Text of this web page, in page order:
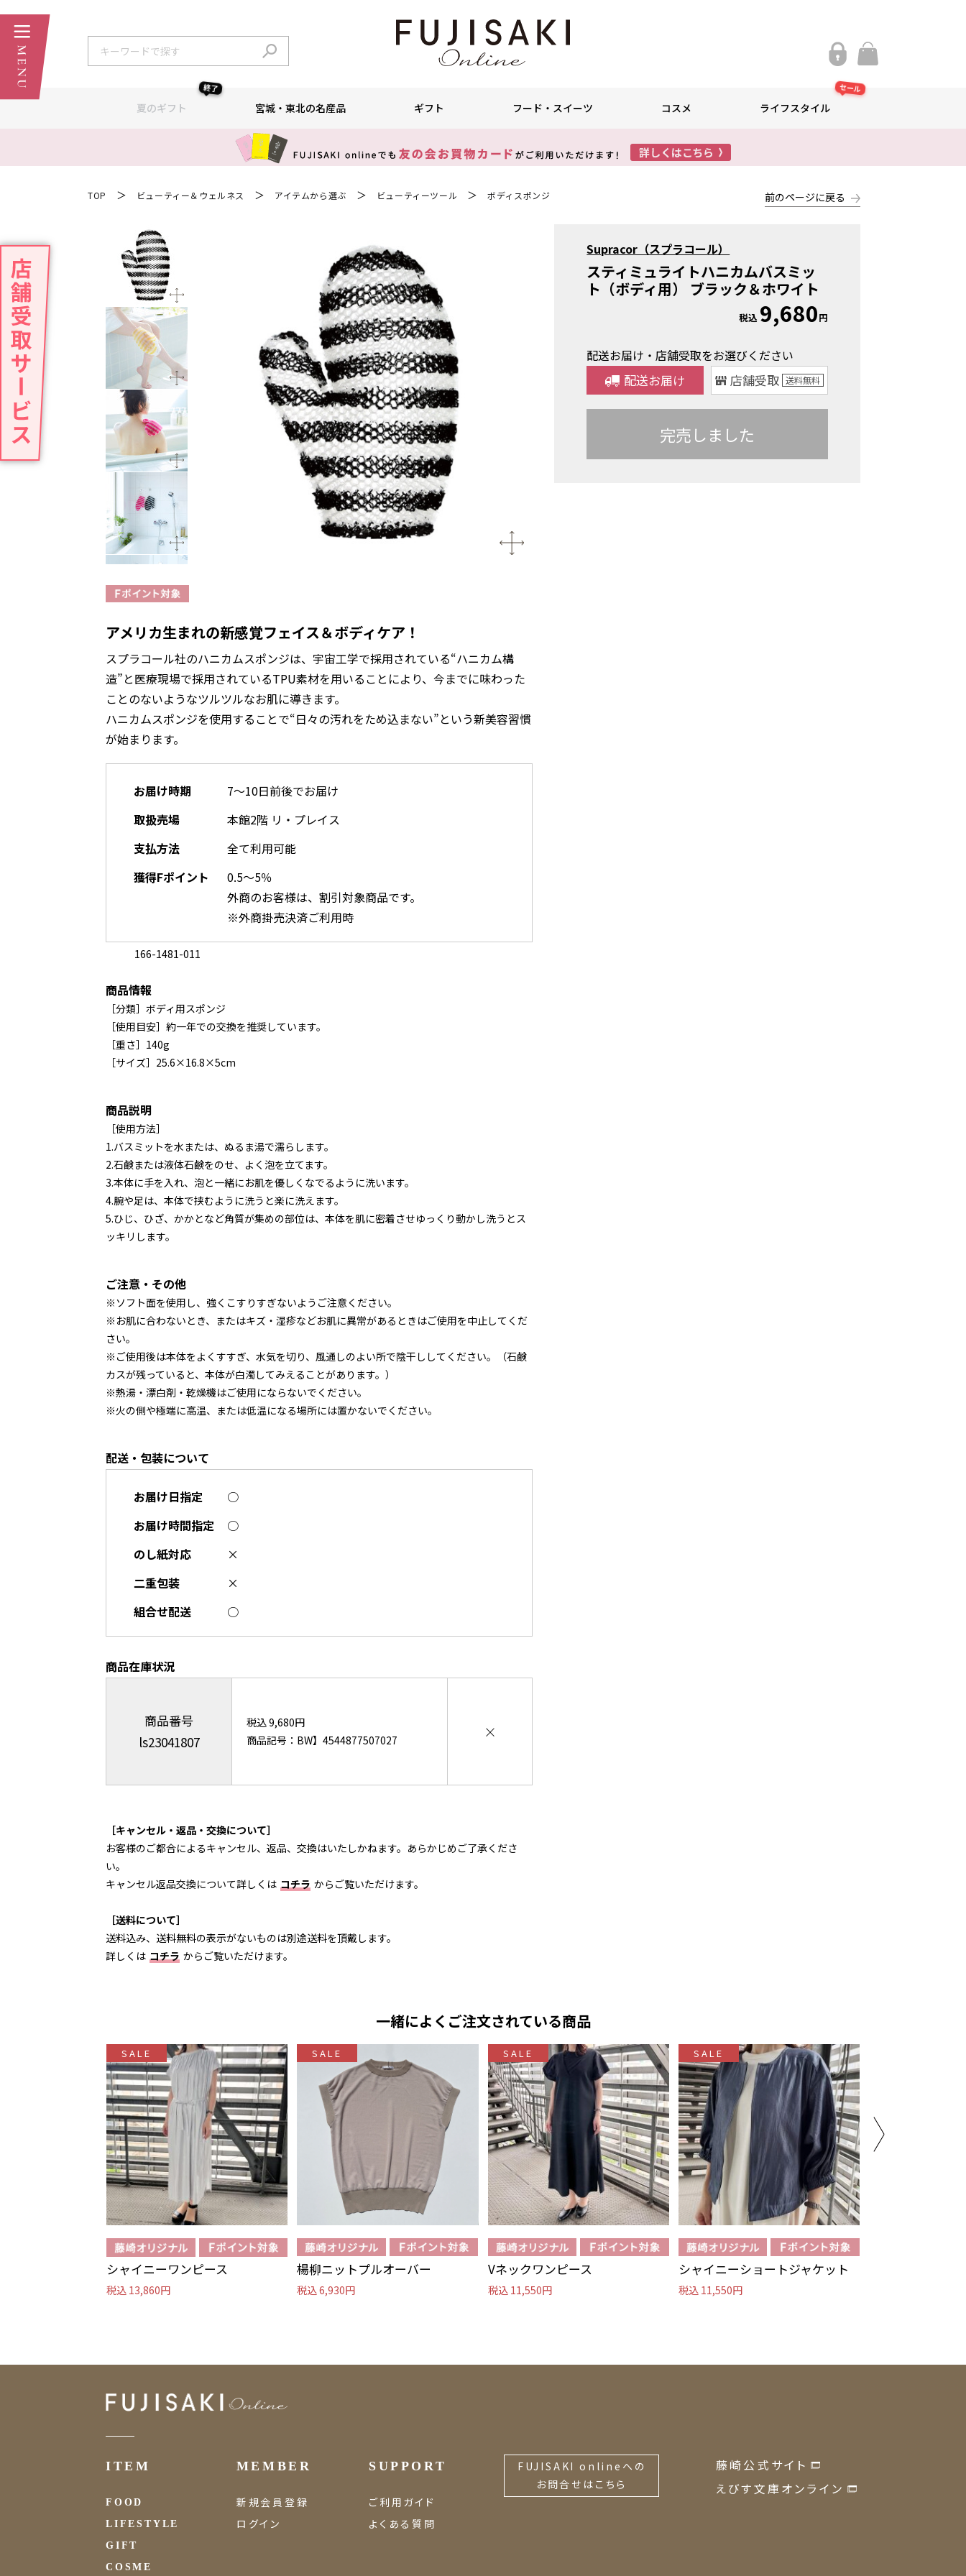
夏のギフト
終了
宮城・東北の名産品 ギフト フード・スイーツ コスメ ライフスタイル
セール
TOP ＞ ビューティー＆ウェルネス ＞ アイテムから選ぶ ＞ ビューティーツール ＞ ボディスポンジ 前のページに戻る
アメリカ生まれの新感覚フェイス＆ボディケア！
スプラコール社のハニカムスポンジは、宇宙工学で採用されている“ハニカム構
造”と医療現場で採用されているTPU素材を用いることにより、今までに味わった
ことのないようなツルツルなお肌に導きます。
ハニカムスポンジを使用することで“日々の汚れをため込まない”という新美容習慣
が始まります。
お届け時期
7～10日前後でお届け
取扱売場
本館2階 リ・プレイス
支払方法
全て利用可能
獲得Fポイント
0.5～5％
外商のお客様は、割引対象商品です。
※外商掛売決済ご利用時
166-1481-011
商品情報
［分類］ボディ用スポンジ
［使用目安］約一年での交換を推奨しています。
［重さ］140g
［サイズ］25.6×16.8×5cm
商品説明
［使用方法］
1.バスミットを水または、ぬるま湯で濡らします。
2.石鹸または液体石鹸をのせ、よく泡を立てます。
3.本体に手を入れ、泡と一緒にお肌を優しくなでるように洗います。
4.腕や足は、本体で挟むように洗うと楽に洗えます。
5.ひじ、ひざ、かかとなど角質が集めの部位は、本体を肌に密着させゆっくり動かし洗うとス
ッキリします。
ご注意・その他
※ソフト面を使用し、強くこすりすぎないようご注意ください。
※お肌に合わないとき、またはキズ・湿疹などお肌に異常があるときはご使用を中止してくだ
さい。
※ご使用後は本体をよくすすぎ、水気を切り、風通しのよい所で陰干ししてください。（石鹸
カスが残っていると、本体が白濁してみえることがあります。）
※熱湯・漂白剤・乾燥機はご使用にならないでください。
※火の側や極端に高温、または低温になる場所には置かないでください。
配送・包装について
お届け日指定
○
お届け時間指定
○
のし紙対応
×
二重包装
×
組合せ配送
○
商品在庫状況
商品番号
ls23041807
税込 9,680円
商品記号：BW】4544877507027
×
［キャンセル・返品・交換について］
お客様のご都合によるキャンセル、返品、交換はいたしかねます。あらかじめご了承くださ
い。
キャンセル返品交換について詳しくは コチラ からご覧いただけます。
［送料について］
送料込み、送料無料の表示がないものは別途送料を頂戴します。
詳しくは コチラ からご覧いただけます。
Supracor（スプラコール）
スティミュライトハニカムバスミッ
ト（ボディ用） ブラック＆ホワイト
税込 9,680円
配送お届け・店舗受取をお選びください
配送お届け 店舗受取 送料無料
完売しました
一緒によくご注文されている商品
SALE
シャイニーワンピース
税込 13,860円
SALE
楊柳ニットプルオーバー
税込 6,930円
SALE
Vネックワンピース
税込 11,550円
SALE
シャイニーショートジャケット
税込 11,550円
ITEM
FOOD
LIFESTYLE
GIFT
COSME
MEMBER
新規会員登録
ログイン
SUPPORT
ご利用ガイド
よくある質問
FUJISAKI onlineへの
お問合せはこちら
藤崎公式サイト
えびす文庫オンライン